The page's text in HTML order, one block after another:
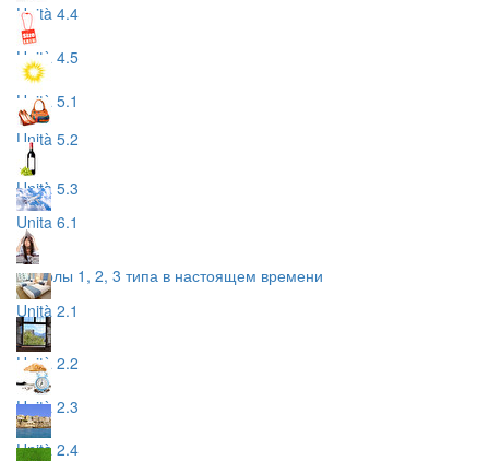
Unità 4.4
Unità 4.5
Unità 5.1
Unità 5.2
Unità 5.3
Unita 6.1
глаголы 1, 2, 3 типа в настоящем времени
Unità 2.1
Unità 2.2
Unità 2.3
Unità 2.4